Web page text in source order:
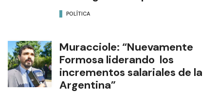
POLÍTICA
Muracciole: “Nuevamente
Formosa liderando los
incrementos salariales de la
Argentina”